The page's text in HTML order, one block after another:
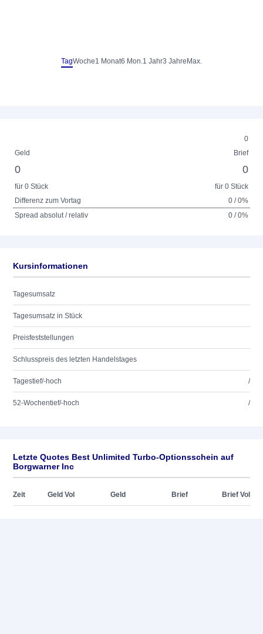
TagWoche1 Monat6 Mon.1 Jahr3 Jahre Max.
0
Geld
Brief
0 0
für 0 Stück
für 0 Stück
Differenz zum Vortag
0 / 0%
Spread absolut / relativ
0 / 0%
Kursinformationen
Tagesumsatz
Tagesumsatz in Stück
Preisfeststellungen
Schlusspreis des letzten Handelstages
Tagestief/-hoch /
52-Wochentief/-hoch /
Letzte Quotes Best Unlimited Turbo-Optionsschein auf
Borgwarner Inc
Zeit Geld Vol Geld Brief Brief Vol